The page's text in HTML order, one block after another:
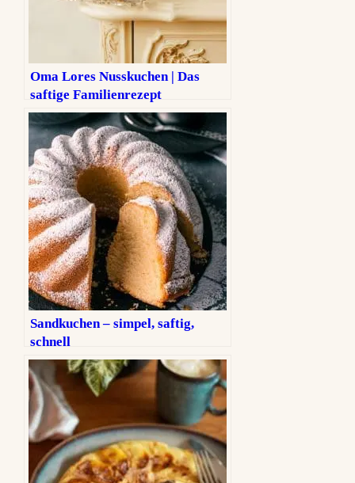
Oma Lores Nusskuchen | Das
saftige Familienrezept
Sandkuchen – simpel, saftig,
schnell